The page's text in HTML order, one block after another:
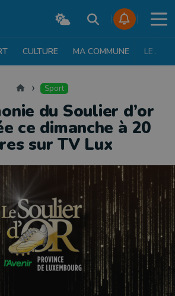
CULTURE MA COMMUNE LE JT
Accueil Sport
du Soulier d’or
ce dimanche à 20
sur TV Lux